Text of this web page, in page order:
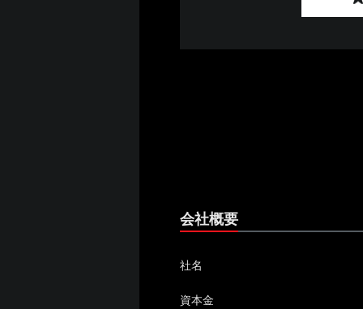
会社概要
社名
資本金